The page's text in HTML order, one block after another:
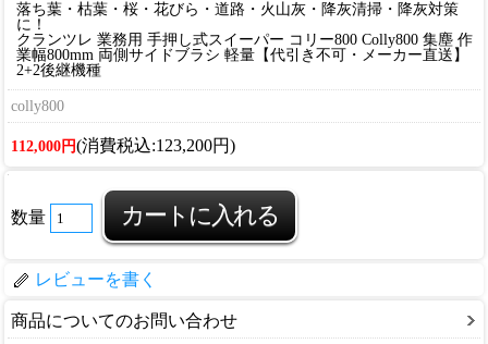
落ち葉・枯葉・桜・花びら・道路・火山灰・降灰清掃・降灰対策
に！
クランツレ 業務用 手押し式スイーパー コリー800 Colly800 集塵 作
業幅800mm 両側サイドブラシ 軽量【代引き不可・メーカー直送】
2+2後継機種
colly800
112,000円(消費税込:123,200円)
数量
レビューを書く
商品についてのお問い合わせ